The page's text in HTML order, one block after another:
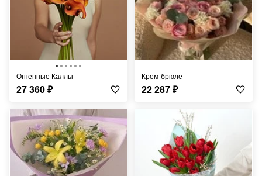
Огненные Каллы
27 360₽
Крем-брюле
22 287₽